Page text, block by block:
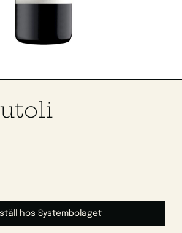
hos Systembolaget